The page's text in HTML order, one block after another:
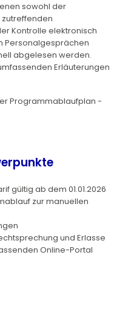
sowohl der
zutreffenden
Kontrolle elektronisch
Personalgesprächen
abgelesen werden.
Erläuterungen
Programmablaufplan -
gültig ab dem 01.01.2026
zur manuellen
und Erlasse
Online-Portal